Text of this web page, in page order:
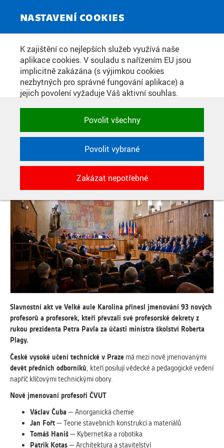
NASTAVENÍ COOKIES
K zajištění co nejlepších služeb využívá naše
aplikace cookies. V souladu s nařízením EU jsou
implicitně zakázána (s výjimkou cookies
nezbytných pro správné fungování aplikace) a
jejich povolení vyžaduje Váš aktivní souhlas.
zakázat, případně vybrat a povolit cookies podle
kategorie. Svoje rozhodnutí můžete samozřejmě
kdykoli změnit.
POTŘEBNÉ
Technické cookies využívané aplikacemi
ČVUT pro uchování jejich nastavení,
vlastností a identifikátorů relace. Jsou
nezbytné pro správné fungování a jsou
vždy aktivní.
ANALYTICKÉ
Slouží pro získávání anonymizovaných
statistických údajů, které nám pomáhají
vylepšovat naše aplikace. Zpravidla jde o
cookies systémů třetích stran, které k
těmto účelům využíváme.
MARKETINGOVÉ
Využívané za účelem zobrazení
správných nabídek a cílení obsahu podle
Vašich preferencí. Zpravidla jde o
cookies systémů třetích stran, které nám
s analýzou uživatelského chování
pomáhají.
OSTATNÍ
Povolit všechny
Povolit vybrané
Zakázat nepotřebné
ZPRAVODAJSKÝ SERVIS
DEVĚT NOVÝCH PROFESORŮ
ČVUT JMENOVÁNO NA
SLAVNOSTNÍM CEREMONIÁLU V
KAROLINU
Datum zveřejnění:2. 6. 2026
Slavnostní akt ve Velké aule Karolina přinesl jmenování 93 nových
profesorů a profesorek, kteří převzali své profesorské dekrety z
rukou prezidenta Petra Pavla za účasti ministra školství Roberta
Plagy.
České vysoké učení technické v Praze má mezi nově jmenovanými
devět předních odborníků, kteří posilují vědecké a pedagogické vedení
napříč klíčovými technickými obory.
Nově jmenovaní profesoři ČVUT
Václav Čuba— Anorganická chemie
Jan Fořt— Teorie stavebních konstrukcí a materiálů
Tomáš Haniš— Kybernetika a robotika
Patrik Kotas— Architektura a stavitelství